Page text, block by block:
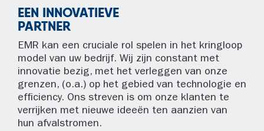
EEN INNOVATIEVE
PARTNER
EMR kan een cruciale rol spelen in het kringloop
model van uw bedrijf. Wij zijn constant met
innovatie bezig, met het verleggen van onze
grenzen, (o.a.) op het gebied van technologie en
efficiency. Ons streven is om onze klanten te
verrijken met nieuwe ideeën ten aanzien van
hun afvalstromen.